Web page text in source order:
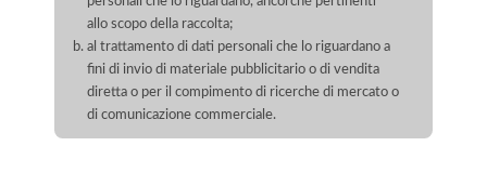
allo scopo della raccolta;
al trattamento di dati personali che lo riguardano a
fini di invio di materiale pubblicitario o di vendita
diretta o per il compimento di ricerche di mercato o
di comunicazione commerciale.